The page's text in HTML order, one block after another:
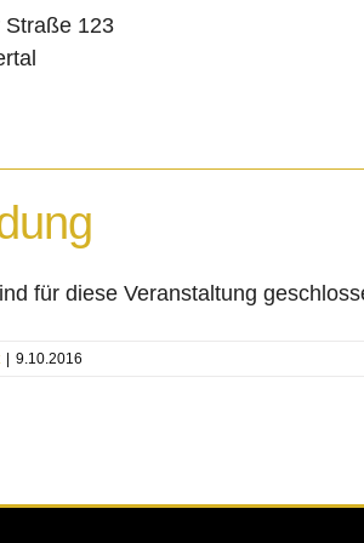
Straße 123
für diese Veranstaltung
9.10.2016